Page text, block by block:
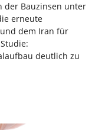
der Bauzinsen unter
erneute
dem Iran für
deutlich zu